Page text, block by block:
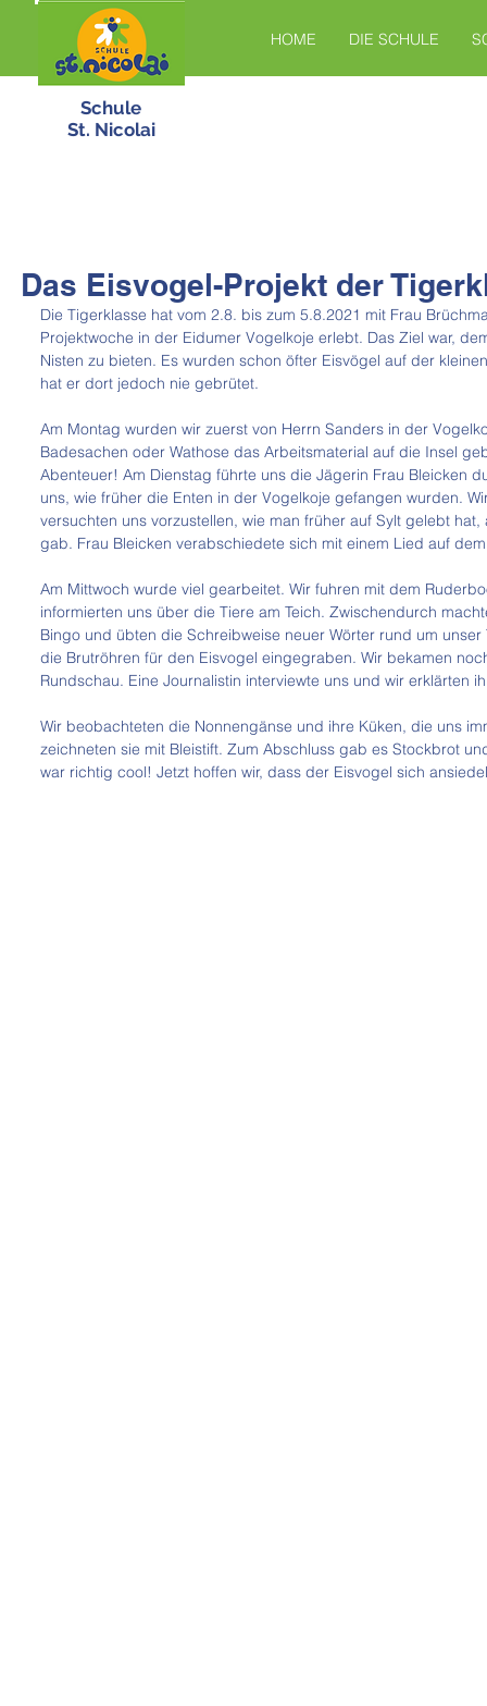
HOME DIE SCHULE
Schule
St. Nicolai
Das Eisvogel-Projekt der
Die Tigerklasse hat vom 2.8. bis zum 5.8.2021 mit Frau
Projektwoche in der Eidumer Vogelkoje erlebt. Das Ziel war,
Nisten zu bieten. Es wurden schon öfter Eisvögel auf der
hat er dort jedoch nie gebrütet.
Am Montag wurden wir zuerst von Herrn Sanders in der
Badesachen oder Wathose das Arbeitsmaterial auf die Insel
Abenteuer! Am Dienstag führte uns die Jägerin Frau Bleicken
uns, wie früher die Enten in der Vogelkoje gefangen wurden.
versuchten uns vorzustellen, wie man früher auf Sylt gelebt
gab. Frau Bleicken verabschiedete sich mit einem Lied auf
Am Mittwoch wurde viel gearbeitet. Wir fuhren mit dem
informierten uns über die Tiere am Teich. Zwischendurch
Bingo und übten die Schreibweise neuer Wörter rund um
die Brutröhren für den Eisvogel eingegraben. Wir bekamen
Rundschau. Eine Journalistin interviewte uns und wir erklärten
Wir beobachteten die Nonnengänse und ihre Küken, die uns
zeichneten sie mit Bleistift. Zum Abschluss gab es Stockbrot
war richtig cool! Jetzt hoffen wir, dass der Eisvogel sich